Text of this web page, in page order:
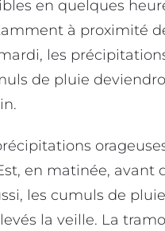
en quelques
à proximité
les
de pluie
en matinée, avant
les cumuls de pluie
la veille. La